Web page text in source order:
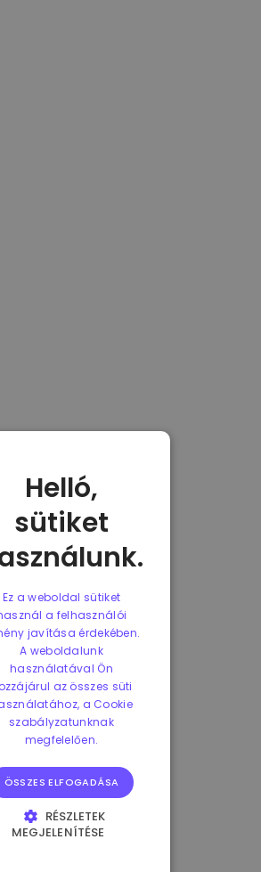
Helló,
sütiket
Ez a weboldal sütiket
a felhasználói
javítása érdekében.
A weboldalunk
használatával Ön
az összes süti
a Cookie
szabályzatunknak
megfelelően.
ÖSSZES ELFOGADÁSA
RÉSZLETEK
MEGJELENÍTÉSE